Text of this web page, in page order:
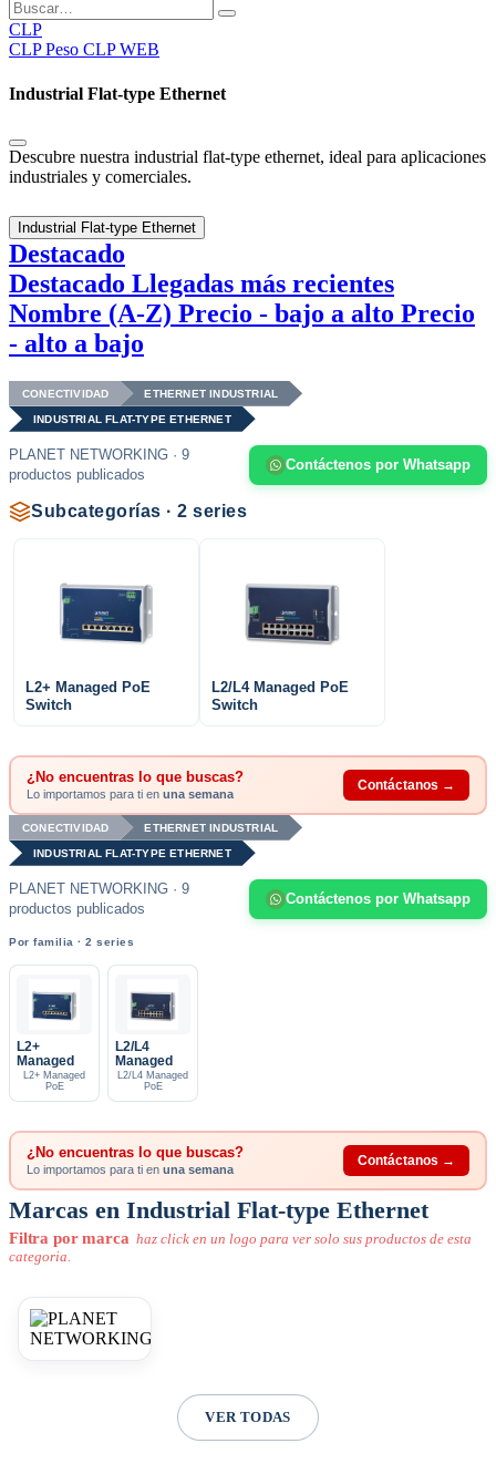
CLP
CLP Peso CLP WEB
Industrial Flat-type Ethernet
Descubre nuestra industrial flat-type ethernet, ideal para aplicaciones
industriales y comerciales.
Industrial Flat-type Ethernet
Destacado
Destacado Llegadas más recientes
Nombre (A-Z) Precio - bajo a alto Precio
- alto a bajo
CONECTIVIDAD ETHERNET INDUSTRIAL
INDUSTRIAL FLAT-TYPE ETHERNET
PLANET NETWORKING · 9
productos publicados
Contáctenos por Whatsapp
Subcategorías · 2 series
L2+ Managed PoE
Switch
L2/L4 Managed PoE
Switch
¿No encuentras lo que buscas?
Lo importamos para ti en una semana
Contáctanos →
CONECTIVIDAD ETHERNET INDUSTRIAL
INDUSTRIAL FLAT-TYPE ETHERNET
PLANET NETWORKING · 9
productos publicados
Contáctenos por Whatsapp
Por familia · 2 series
L2+
Managed
L2+ Managed
PoE
L2/L4
Managed
L2/L4 Managed
PoE
¿No encuentras lo que buscas?
Lo importamos para ti en una semana
Contáctanos →
Marcas en Industrial Flat-type Ethernet
Filtra por marca haz click en un logo para ver solo sus productos de esta
categoria.
VER TODAS